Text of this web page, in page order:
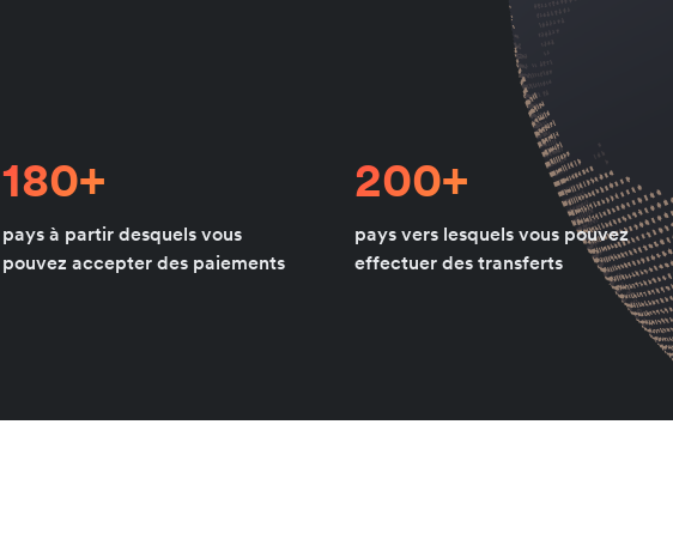
180+
pays à partir desquels vous
pouvez accepter des paiements
200+
pays vers lesquels vous pouvez
effectuer des transferts